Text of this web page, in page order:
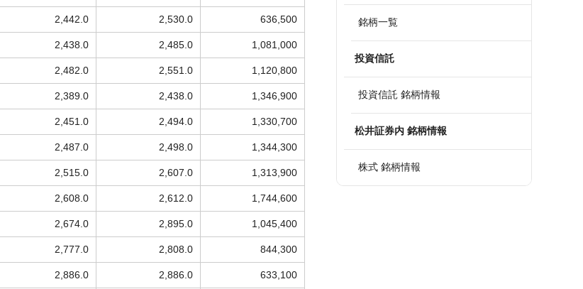
2,442.0 2,530.0 636,500
2,438.0 2,485.0 1,081,000
2,482.0 2,551.0 1,120,800
2,389.0 2,438.0 1,346,900
2,451.0 2,494.0 1,330,700
2,487.0 2,498.0 1,344,300
2,515.0 2,607.0 1,313,900
2,608.0 2,612.0 1,744,600
2,674.0 2,895.0 1,045,400
2,777.0 2,808.0 844,300
2,886.0 2,886.0 633,100
銘柄一覧
投資信託
投資信託 銘柄情報
松井証券内 銘柄情報
株式 銘柄情報